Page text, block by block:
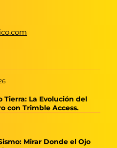
Tierra: La Evolución del
con Trimble Access.
Mirar Donde el Ojo